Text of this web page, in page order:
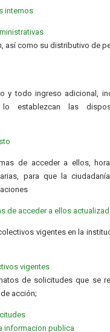
internos
así como su distributivo de
y todo ingreso adicional,
establezcan las
de acceder a ellos,
para que la
de acceder a ellos
vigentes en la
vigentes
de solicitudes que se
acción;
informacion publica